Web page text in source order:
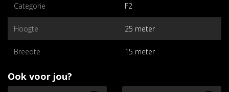
Categorie F2
Hoogte 25 meter
Breedte 15 meter
Ook voor jou?